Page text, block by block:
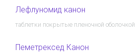
Лефлуномид канон
таблетки покрытые пленочной оболочкой
Пеметрексед Канон